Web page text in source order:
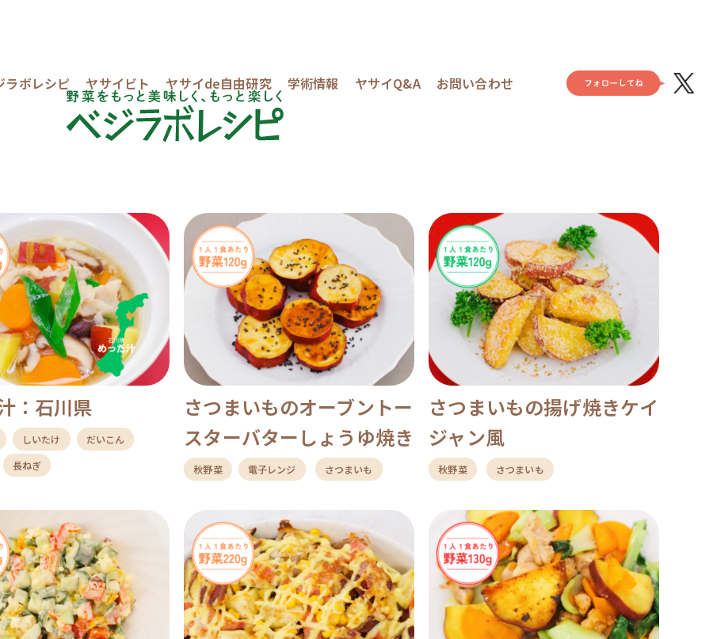
ラボレシピ ヤサイビト ヤサイde自由研究 学術情報 ヤサイQ&A お問い合わせ
：石川県
しいたけ
だいこん
長ねぎ
さつまいものオーブントー
スターバターしょうゆ焼き
秋野菜 電子レンジ さつまいも
さつまいもの揚げ焼きケイ
ジャン風
秋野菜 さつまいも